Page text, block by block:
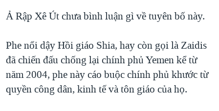
Ả Rập Xê Út chưa bình luận gì về tuyên bố này.
Phe nổi dậy Hồi giáo Shia, hay còn gọi là Zaidis
đã chiến đấu chống lại chính phủ Yemen kể từ
năm 2004, phe này cáo buộc chính phủ khước từ
quyền công dân, kinh tế và tôn giáo của họ.